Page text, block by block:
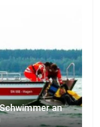
an